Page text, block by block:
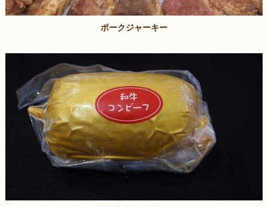
ポークジャーキー